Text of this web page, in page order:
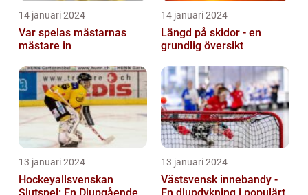
14 januari 2024
Var spelas mästarnas
mästare in
14 januari 2024
Längd på skidor - en
grundlig översikt
13 januari 2024
Hockeyallsvenskan
13 januari 2024
Västsvensk innebandy -